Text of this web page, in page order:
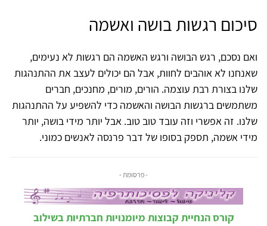
סיכום רגשות בושה ואשמה
ואם נסכם, רגש הבושה ורגש האשמה הם רגשות לא נעימים,
שאנחנו לא אוהבים לחוות, אבל הם יכולים לעצב את ההתנהגות
שלנו בצורת רבת עוצמה. הורים, מורים, מחנכים, חברים
משתמשים ברגשות הבושה והאשמה כדי להשפיע על ההתנהגות
שלנו. זה אפשרי וזה עובד טוב טוב. אבל יותר מידי בושה, יותר
מידי אשמה, תספק בסופו של דבר פרנסה לאנשים כמוני.
- פרסומת -
קורס הנחיית קבוצות מיומנויות חברתיות בשילוב